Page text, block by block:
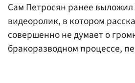
Сам Петросян ранее
видеоролик, в котором
совершенно не думает о
бракоразводном процессе,